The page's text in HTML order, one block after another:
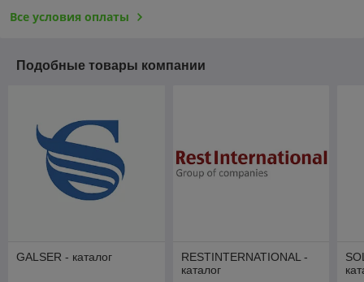
Все условия оплаты
Подобные товары компании
GALSER - каталог
RESTINTERNATIONAL -
каталог